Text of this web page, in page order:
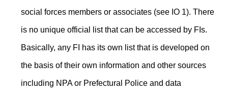
social forces members or associates (see IO 1). There
is no unique official list that can be accessed by FIs.
Basically, any FI has its own list that is developed on
the basis of their own information and other sources
including NPA or Prefectural Police and data